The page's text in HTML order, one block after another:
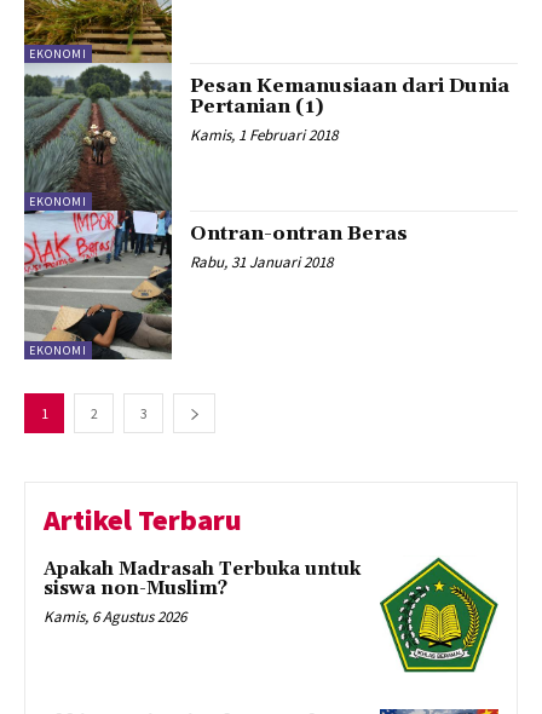
EKONOMI
EKONOMI
Pesan Kemanusiaan dari Dunia
Pertanian (1)
Kamis, 1 Februari 2018
EKONOMI
Ontran-ontran Beras
Rabu, 31 Januari 2018
1 2 3
Artikel Terbaru
Apakah Madrasah Terbuka untuk
siswa non-Muslim?
Kamis, 6 Agustus 2026